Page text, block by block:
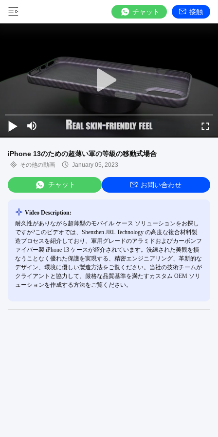
チャット 接触
iPhone 13のための超薄い軍の等級の移動式場合
その他の動画 January 05, 2023
チャット お問い合わせ
Video Description:
耐久性がありながら超薄型のモバイル ケース ソリューションをお探し
ですか?このビデオでは、Shenzhen JRL Technology の高度な複合材料製
造プロセスを紹介しており、軍用グレードのアラミドおよびカーボンフ
ァイバー製 iPhone 13 ケースが紹介されています。洗練された美観を損
なうことなく優れた保護を実現する、精密エンジニアリング、革新的な
デザイン、環境に優しい製造方法をご覧ください。当社の技術チームが
クライアントと協力して、厳格な品質基準を満たすカスタム OEM ソリ
ューションを作成する方法をご覧ください。